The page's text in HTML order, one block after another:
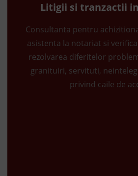
Litigii si tranzactii
Consultanta pentru
asistenta la notariat si
rezolvarea diferitelor
granituiri, servituti,
privind caile de